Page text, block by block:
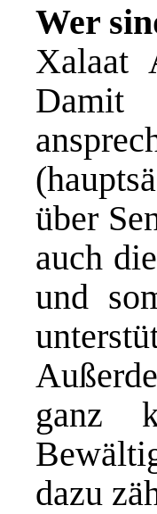
Wer
Xalaat
über
auch
und
ganz
dazu